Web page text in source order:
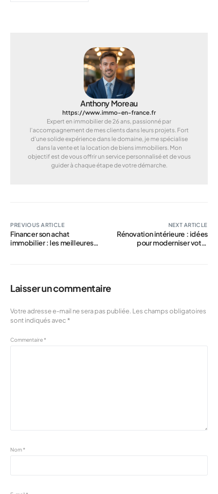
Anthony Moreau
https://www.immo-en-france.fr
Expert en immobilier de 26 ans, passionné par
l'accompagnement de mes clients dans leurs projets. Fort
d'une solide expérience dans le domaine, je me spécialise
dans la vente et la location de biens immobiliers. Mon
objectif est de vous offrir un service personnalisé et de vous
guider à chaque étape de votre démarche.
PREVIOUS ARTICLE
Financer son achat
immobilier : les meilleures
NEXT ARTICLE
Rénovation intérieure : idées
pour moderniser votre
Laisser un commentaire
Votre adresse e-mail ne sera pas publiée. Les champs obligatoires
sont indiqués avec *
Commentaire*
Nom*